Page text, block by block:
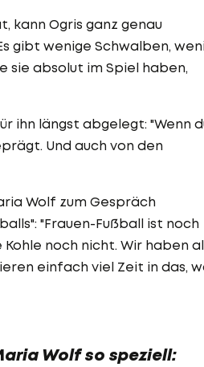
kann Ogris ganz genau
gibt wenige Schwalben,
sie absolut im Spiel haben,
ihn längst abgelegt: "Wenn
Und auch von den
Wolf zum Gespräch
"Frauen-Fußball ist noch
noch nicht. Wir haben
einfach viel Zeit in das,
Wolf so speziell: